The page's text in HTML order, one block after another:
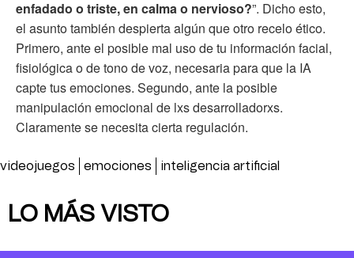
enfadado o triste, en calma o nervioso?”. Dicho esto,
el asunto también despierta algún que otro recelo ético.
Primero, ante el posible mal uso de tu información facial,
fisiológica o de tono de voz, necesaria para que la IA
capte tus emociones. Segundo, ante la posible
manipulación emocional de lxs desarrolladorxs.
Claramente se necesita cierta regulación.
videojuegos emociones inteligencia artificial
LO MÁS VISTO